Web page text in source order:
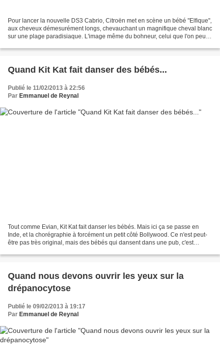
Pour lancer la nouvelle DS3 Cabrio, Citroën met en scène un bébé "Elfique",
aux cheveux démesurément longs, chevauchant un magnifique cheval blanc
sur une plage paradisiaque. L'image même du bohneur, celui que l'on peut
Quand Kit Kat fait danser des bébés...
Publié le 11/02/2013 à 22:56
Par Emmanuel de Reynal
Tout comme Evian, Kit Kat fait danser les bébés. Mais ici ça se passe en
Inde, et la chorégraphie à forcément un petit côté Bollywood. Ce n'est peut-
être pas très original, mais des bébés qui dansent dans une pub, c'est
Quand nous devons ouvrir les yeux sur la
drépanocytose
Publié le 09/02/2013 à 19:17
Par Emmanuel de Reynal